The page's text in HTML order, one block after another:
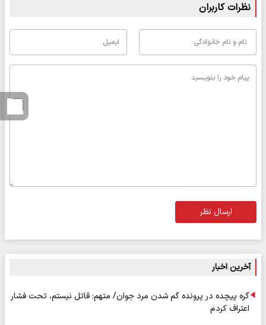
نظرات کاربران
ارسال نظر
آخرین اخبار
گره پیچده در پرونده گم شدن مرد جوان/ متهم: قاتل نیستم، تحت فشار
اعتراف کردم